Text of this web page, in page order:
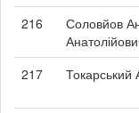
216
Соловйов
217